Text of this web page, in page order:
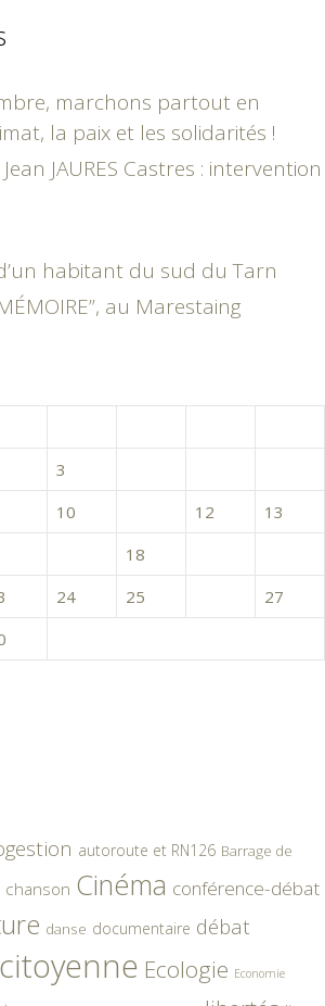
marchons partout en
la paix et les solidarités !
JAURES Castres : intervention
habitant du sud du Tarn
au Marestaing
3
10 12
13
18
24 25
27
autoroute et RN126 Barrage de
chanson Cinéma conférence-débat
danse documentaire débat
Ecologie Economie